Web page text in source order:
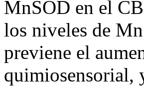
MnSOD en el
los niveles de
previene el
quimiosensorial,